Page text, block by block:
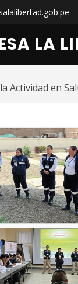
LA
Actividad en